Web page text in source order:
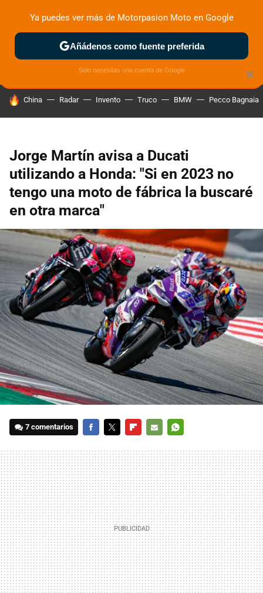
ZONA DE PRUEBAS DEPORTIVAS MOTOS ELÉCTRICAS
HOY SE HABLA DE
China Radar Invento Truco BMW Pecco Bagnaia
Jorge Martín avisa a Ducati
utilizando a Honda: "Si en 2023 no
tengo una moto de fábrica la buscaré
en otra marca"
7 comentarios
MAIL
×
Ya puedes ver más de Motorpasion Moto en Google
Añádenos como fuente preferida
Solo necesitas una cuenta de Google